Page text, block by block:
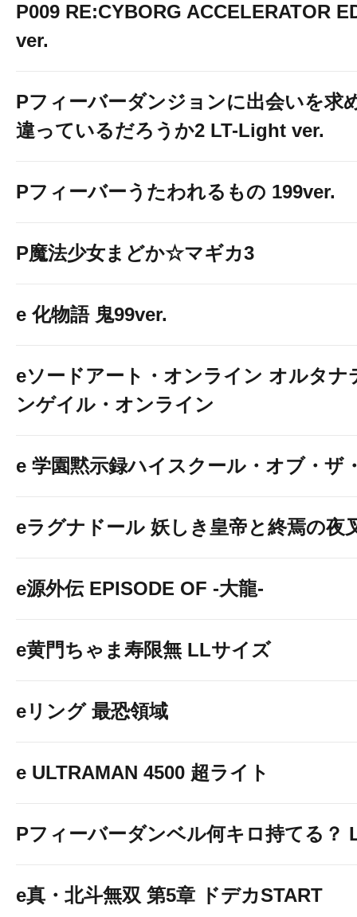
P009 RE:CYBORG ACCELERATOR
ver.
Pフィーバーダンジョンに出会いを求
違っているだろうか2 LT-Light ver.
Pフィーバーうたわれるもの 199ver.
P魔法少女まどか☆マギカ3
e 化物語 鬼99ver.
eソードアート・オンライン オルタナ
ンゲイル・オンライン
e 学園黙示録ハイスクール・オブ・ザ
eラグナドール 妖しき皇帝と終焉の夜
e源外伝 EPISODE OF -大龍-
e黄門ちゃま寿限無 LLサイズ
eリング 最恐領域
e ULTRAMAN 4500 超ライト
Pフィーバーダンベル何キロ持てる？
e真・北斗無双 第5章 ドデカSTART